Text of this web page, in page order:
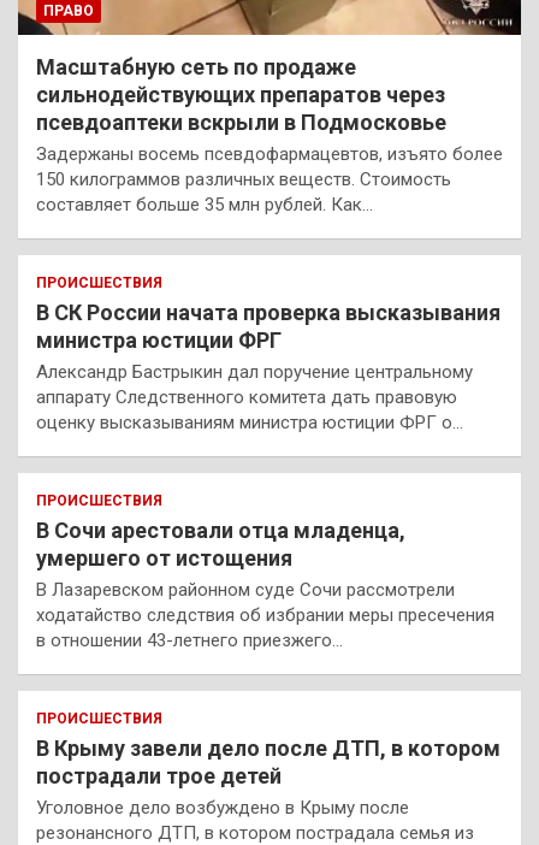
ПРАВО
Масштабную сеть по продаже
сильнодействующих препаратов через
псевдоаптеки вскрыли в Подмосковье
Задержаны восемь псевдофармацевтов, изъято более
150 килограммов различных веществ. Стоимость
составляет больше 35 млн рублей. Как…
ПРОИСШЕСТВИЯ
В СК России начата проверка высказывания
министра юстиции ФРГ
Александр Бастрыкин дал поручение центральному
аппарату Следственного комитета дать правовую
оценку высказываниям министра юстиции ФРГ о…
ПРОИСШЕСТВИЯ
В Сочи арестовали отца младенца,
умершего от истощения
В Лазаревском районном суде Сочи рассмотрели
ходатайство следствия об избрании меры пресечения
в отношении 43-летнего приезжего…
ПРОИСШЕСТВИЯ
В Крыму завели дело после ДТП, в котором
пострадали трое детей
Уголовное дело возбуждено в Крыму после
резонансного ДТП, в котором пострадала семья из